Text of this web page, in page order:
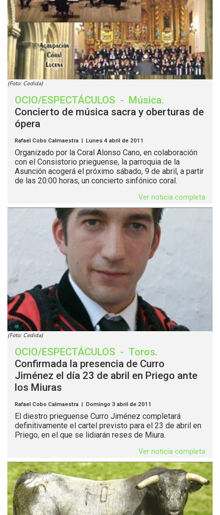
(Foto: Cedida)
OCIO/ESPECTÁCULOS - Música.
Concierto de música sacra y oberturas de
ópera
Rafael Cobo Calmaestra | Lunes 4 abril de 2011
Organizado por la Coral Alonso Cano, en colaboración
con el Consistorio prieguense, la parroquia de la
Asunción acogerá el próximo sábado, 9 de abril, a partir
de las 20:00 horas, un concierto sinfónico coral.
Ver noticia completa
(Foto: Cedida)
OCIO/ESPECTÁCULOS - Toros.
Confirmada la presencia de Curro
Jiménez el día 23 de abril en Priego ante
los Miuras
Rafael Cobo Calmaestra | Domingo 3 abril de 2011
El diestro prieguense Curro Jiménez completará
definitivamente el cartel previsto para el 23 de abril en
Priego, en el que se lidiarán reses de Miura.
Ver noticia completa